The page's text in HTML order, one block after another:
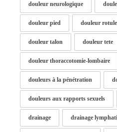
douleur neurologique
douleur pied douleur rotule
douleur talon douleur tete
douleur thoraccotomie-lombaire
douleurs à la pénétration
douleurs aux rapports sexuels
drainage drainage